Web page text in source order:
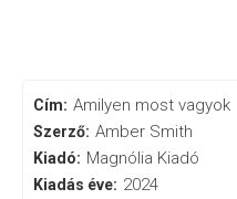
Cím: Amilyen most vagyok
Szerző: Amber Smith
Kiadó: Magnólia Kiadó
Kiadás éve: 2024